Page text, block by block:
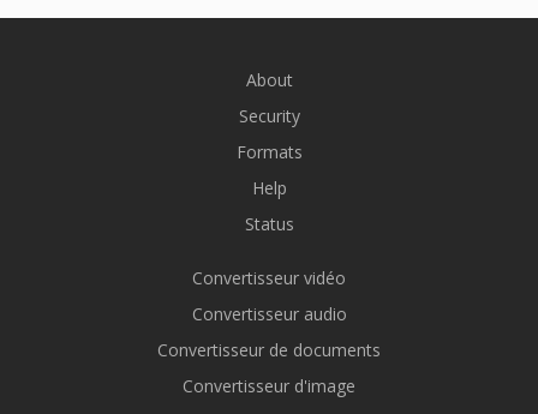
About
Security
Formats
Help
Status
Convertisseur vidéo
Convertisseur audio
Convertisseur de documents
Convertisseur d'image